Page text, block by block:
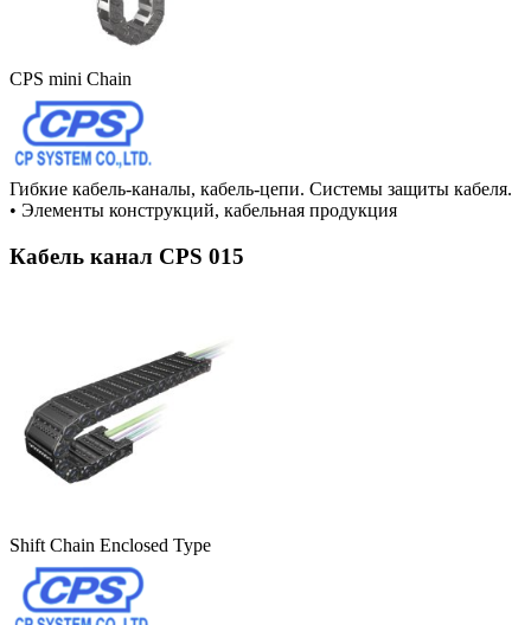
CPS mini Chain
Гибкие кабель-каналы, кабель-цепи. Системы защиты кабеля.
• Элементы конструкций, кабельная продукция
Кабель канал CPS 015
Shift Chain Enclosed Type